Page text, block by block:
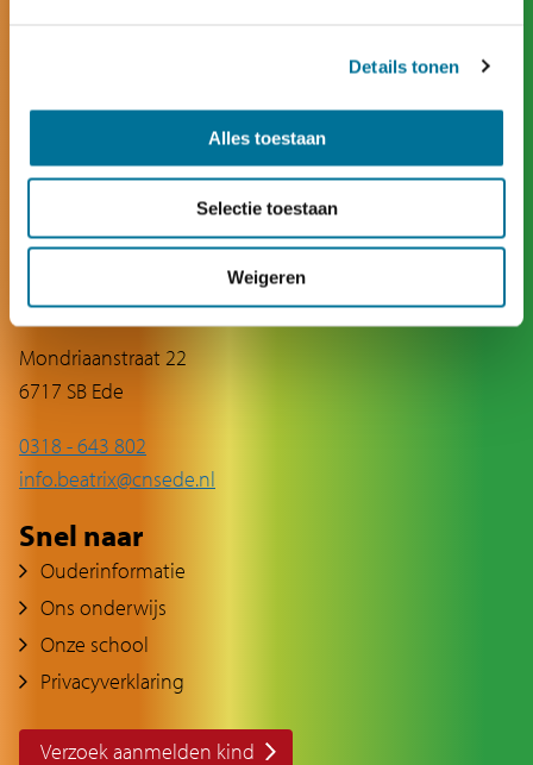
Details tonen
Alles toestaan
Selectie toestaan
Weigeren
Mondriaanstraat 22
6717 SB Ede
0318 - 643 802
info.beatrix@cnsede.nl
Snel naar
Ouderinformatie
Ons onderwijs
Onze school
Privacyverklaring
Verzoek aanmelden kind